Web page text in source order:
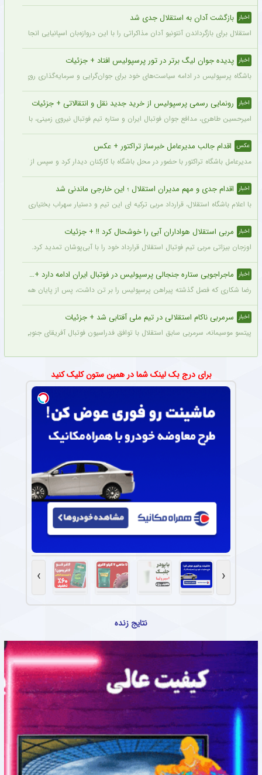
اخبار بازگشت آدان به استقلال جدی شد
استقلال برای بازگرداندن آنتونیو آدان مذاکراتی را با این دروازه‌بان اسپانیایی انجام داده و قرار است مذاکرات اوایل هفته نهایی
اخبار پدیده جوان لیگ برتر در تور پرسپولیس افتاد + جزئیات
باشگاه پرسپولیس در ادامه سیاست‌های خود برای جوان‌گرایی و سرمایه‌گذاری روی استعدادهای آینده فوتبال
اخبار رونمایی رسمی پرسپولیس از خرید جدید نقل و انتقالاتی + جزئیات
امیرحسین طاهری، مدافع جوان فوتبال ایران و ستاره تیم فوتبال نیروی زمینی، با
عکس اقدام جالب مدیرعامل خبرساز تراکتور + عکس
مدیرعامل باشگاه تراکتور با حضور در محل باشگاه با کارکنان دیدار کرد و سپس از کمپ
اخبار اقدام جدی و مهم مدیران استقلال ؛ این خارجی ماندنی شد
با اعلام باشگاه استقلال، قرارداد مربی ترکیه ای این تیم و دستیار سهراب بختیاری زاده
اخبار مربی استقلال هواداران آبی را خوشحال کرد !! + جزئیات
اوزجان بیزاتی مربی تیم فوتبال استقلال قرارداد خود را با آبی‌پوشان تمدید کرد.
اخبار ماجراجویی ستاره جنجالی پرسپولیس در فوتبال ایران ادامه دارد + جزئیات
رضا شکاری که فصل گذشته پیراهن پرسپولیس را بر تن داشت، پس از پایان همکاری با
اخبار سرمربی ناکام استقلالی در تیم ملی آفتابی شد + جزئیات
پیتسو موسیمانه، سرمربی سابق استقلال با توافق فدراسیون فوتبال آفریقای جنوبی
برای درج بک لینک شما در همین ستون کلیک کنید
‹
›
نتایج زنده